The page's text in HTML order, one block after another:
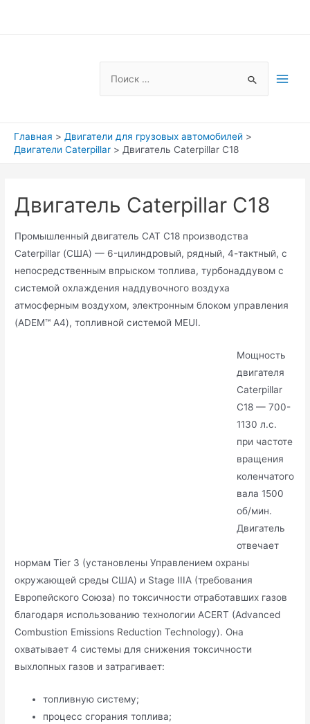
Search
Главная
Двигатели для грузовых автомобилей
Двигатели Caterpillar
Двигатель Caterpillar C18
Двигатель Caterpillar C18
Промышленный двигатель CAT C18 производства
Caterpillar (США) — 6-цилиндровый, рядный, 4-тактный, с
непосредственным впрыском топлива, турбонаддувом с
системой охлаждения наддувочного воздуха
атмосферным воздухом, электронным блоком управления
(ADEM™ A4), топливной системой MEUI.
Мощность
двигателя
Caterpillar
C18 — 700-
1130 л.с.
при частоте
вращения
коленчатого
вала 1500
об/мин.
Двигатель
отвечает
нормам Tier 3 (установлены Управлением охраны
окружающей среды США) и Stage IIIA (требования
Европейского Союза) по токсичности отработавших газов
благодаря использованию технологии ACERT (Advanced
Combustion Emissions Reduction Technology). Она
охватывает 4 системы для снижения токсичности
выхлопных газов и затрагивает:
топливную систему;
процесс сгорания топлива;